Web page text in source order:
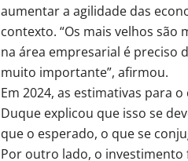
aumentar a agilidade das
contexto. “Os mais velhos
na área empresarial é preciso
muito importante”, afirmou.
Em 2024, as estimativas para
Duque explicou que isso se
que o esperado, o que se
Por outro lado, o